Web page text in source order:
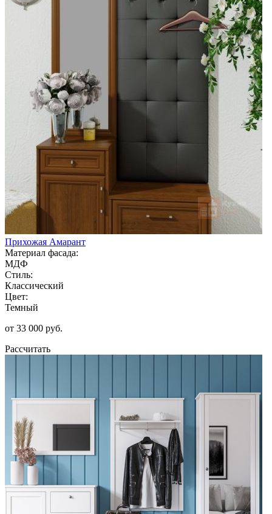
Прихожая Амарант
Материал фасада:
МДФ
Стиль:
Классический
Цвет:
Темный
от 33 000 руб.
Рассчитать